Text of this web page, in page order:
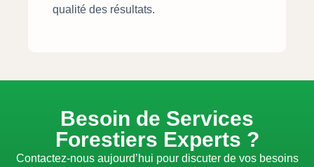
qualité des résultats.
Besoin de Services
Forestiers Experts ?
Contactez-nous aujourd’hui pour discuter de vos besoins